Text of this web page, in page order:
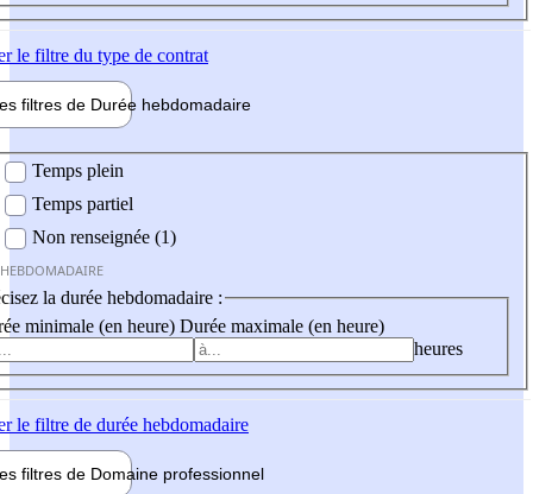
le filtre du type de contrat
filtres de Durée hebdomadaire
Temps plein
Temps partiel
Non renseignée (1)
la durée hebdomadaire :
minimale (en heure) Durée maximale (en heure)
heures
le filtre de durée hebdomadaire
filtres de Domaine professionnel